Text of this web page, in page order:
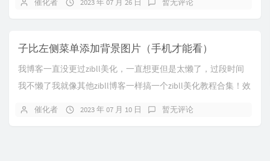
催化者 2023 年 07 月 26 日 暂无评论
子比左侧菜单添加背景图片（手机才能看）
我博客一直没更过zibll美化，一直想更但是太懒了，过段时间
我不懒了我就像其他zibll博客一样搞一个zibll美化教程合集！效
催化者 2023 年 07 月 10 日 暂无评论